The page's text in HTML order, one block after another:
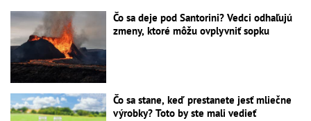
Čo sa deje pod Santorini? Vedci odhaľujú
zmeny, ktoré môžu ovplyvniť sopku
Čo sa stane, keď prestanete jesť mliečne
výrobky? Toto by ste mali vedieť